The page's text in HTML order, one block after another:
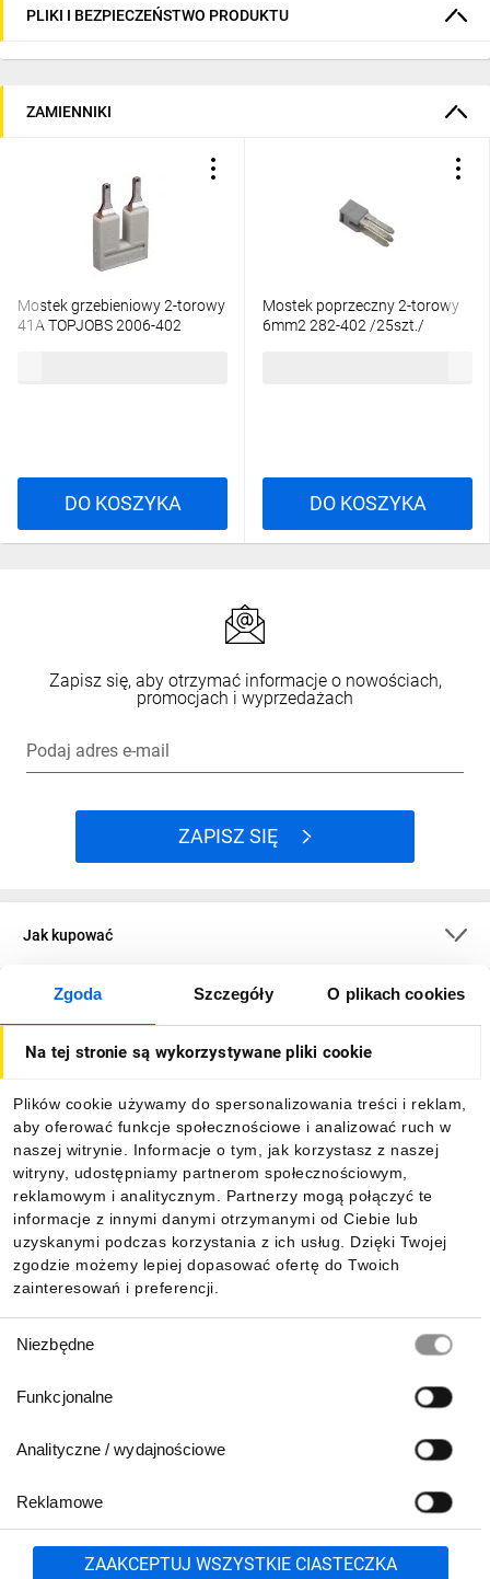
Zgoda Szczegóły O plikach cookies
Na tej stronie są wykorzystywane pliki cookie
Plików cookie używamy do spersonalizowania treści i reklam,
aby oferować funkcje społecznościowe i analizować ruch w
naszej witrynie. Informacje o tym, jak korzystasz z naszej
witryny, udostępniamy partnerom społecznościowym,
reklamowym i analitycznym. Partnerzy mogą połączyć te
informacje z innymi danymi otrzymanymi od Ciebie lub
uzyskanymi podczas korzystania z ich usług. Dzięki Twojej
zgodzie możemy lepiej dopasować ofertę do Twoich
zainteresowań i preferencji.
zgody
Niezbędne
Funkcjonalne
Analityczne / wydajnościowe
Reklamowe
ZAAKCEPTUJ WSZYSTKIE CIASTECZKA
PLIKI I BEZPIECZEŃSTWO PRODUKTU
ZAMIENNIKI
Mostek grzebieniowy 2-torowy
41A TOPJOBS 2006-402
DO KOSZYKA
Mostek poprzeczny 2-torowy
6mm2 282-402 /25szt./
DO KOSZYKA
Zapisz się, aby otrzymać informacje o nowościach,
promocjach i wyprzedażach
Podaj adres e-mail
ZAPISZ SIĘ
Jak kupować
O firmie
Informacje
Pobierz naszą aplikację mobilną:
801 500 700 lub
71 37 61 600